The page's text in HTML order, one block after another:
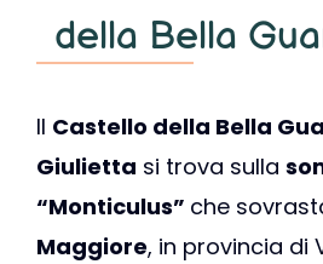
della Bella
Il Castello della Bella
Giulietta si trova sulla
“Monticulus” che
Maggiore, in provincia di